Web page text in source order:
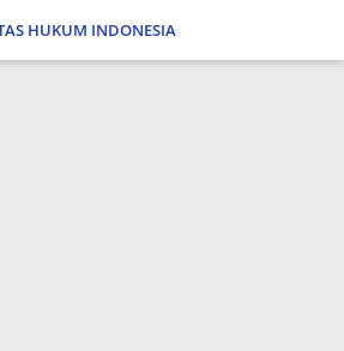
HUKUM INDONESIA